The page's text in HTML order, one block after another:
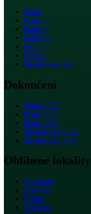
Praha
Praha 5
Praha 9
Praha 10
Kladno
Beroun
Středočeský kraj
Dokončení
Praha 2025
Praha 2026
Praha 2027
Středočeský 2026
Středočeský 2027
Oblíbené lokality
Vysočany
Hostivař
Žižkov
Vršovice